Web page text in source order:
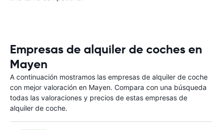
Empresas de alquiler de coches en
Mayen
A continuación mostramos las empresas de alquiler de coche
con mejor valoración en Mayen. Compara con una búsqueda
todas las valoraciones y precios de estas empresas de
alquiler de coche.